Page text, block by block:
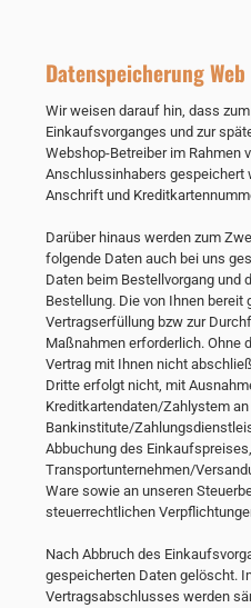
Datenspeicherung Web
Wir weisen darauf hin, dass
Einkaufsvorganges und zur
Webshop-Betreiber im Rahmen
Anschlussinhabers gespeichert
Anschrift und
Darüber hinaus werden zum
folgende Daten auch bei uns
Daten beim Bestellvorgang und
Bestellung. Die von Ihnen bereit
Vertragserfüllung bzw zur
Maßnahmen erforderlich. Ohne
Vertrag mit Ihnen nicht
Dritte erfolgt nicht, mit
Kreditkartendaten/Zahlystem
Bankinstitute/
Abbuchung des
Transportunternehmen/
Ware sowie an unseren
steuerrechtlichen
Nach Abbruch des
gespeicherten Daten gelöscht.
Vertragsabschlusses werden